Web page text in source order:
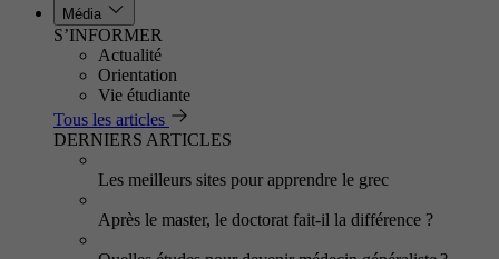
Média
S’INFORMER
Actualité
Orientation
Vie étudiante
Tous les articles
DERNIERS ARTICLES
Les meilleurs sites pour apprendre le grec
Après le master, le doctorat fait-il la différence ?